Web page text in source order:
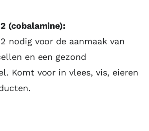
(cobalamine):
nodig voor de aanmaak van
en een gezond
Komt voor in vlees, vis, eieren